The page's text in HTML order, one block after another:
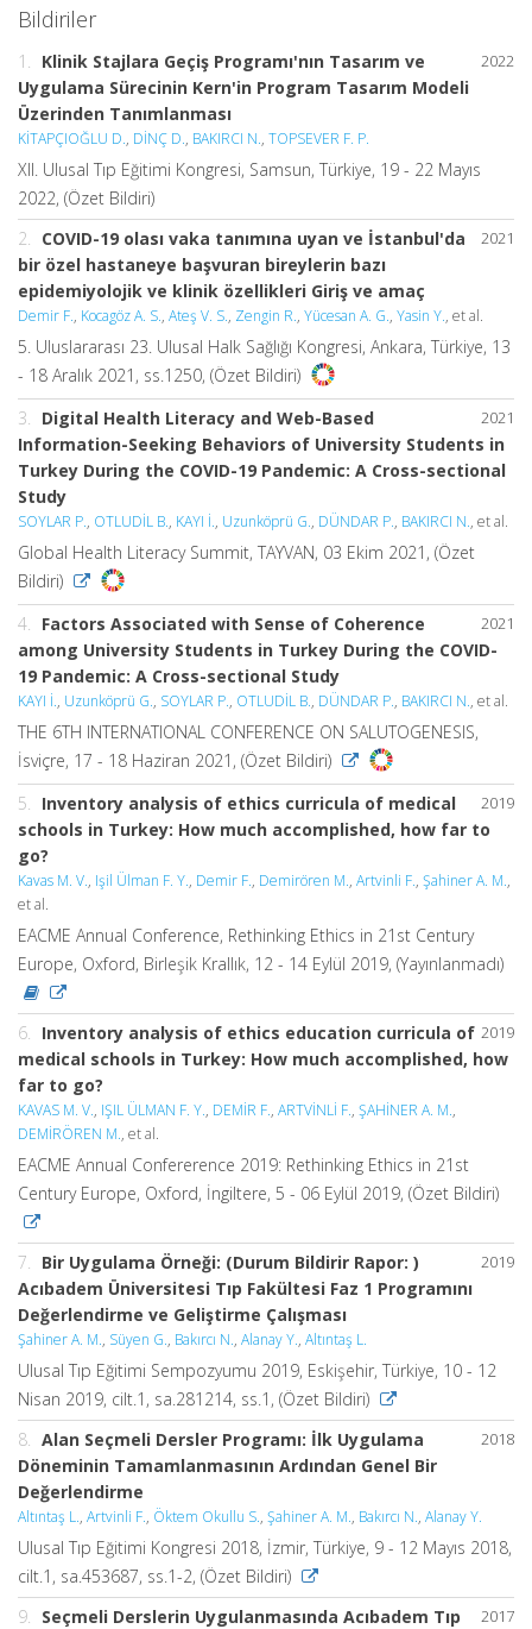
Bildiriler
2022
1. Klinik Stajlara Geçiş Programı'nın Tasarım ve
Uygulama Sürecinin Kern'in Program Tasarım Modeli
Üzerinden Tanımlanması
KİTAPÇIOĞLU D., DİNÇ D., BAKIRCI N., TOPSEVER F. P.
XII. Ulusal Tıp Eğitimi Kongresi, Samsun, Türkiye, 19 - 22 Mayıs
2022, (Özet Bildiri)
2021
2. COVID-19 olası vaka tanımına uyan ve İstanbul'da
bir özel hastaneye başvuran bireylerin bazı
epidemiyolojik ve klinik özellikleri Giriş ve amaç
Demir F., Kocagöz A. S., Ateş V. S., Zengin R., Yücesan A. G., Yasin Y., et al.
5. Uluslararası 23. Ulusal Halk Sağlığı Kongresi, Ankara, Türkiye, 13
- 18 Aralık 2021, ss.1250, (Özet Bildiri)
2021
3. Digital Health Literacy and Web-Based
Information-Seeking Behaviors of University Students in
Turkey During the COVID-19 Pandemic: A Cross-sectional
Study
SOYLAR P., OTLUDİL B., KAYI İ., Uzunköprü G., DÜNDAR P., BAKIRCI N., et al.
Global Health Literacy Summit, TAYVAN, 03 Ekim 2021, (Özet
Bildiri)
2021
4.
Factors Associated with Sense of Coherence
among University Students in Turkey During the COVID-
19 Pandemic: A Cross-sectional Study
KAYI İ., Uzunköprü G., SOYLAR P., OTLUDİL B., DÜNDAR P., BAKIRCI N., et al.
THE 6TH INTERNATIONAL CONFERENCE ON SALUTOGENESIS,
İsviçre, 17 - 18 Haziran 2021, (Özet Bildiri)
2019
5.
Inventory analysis of ethics curricula of medical
schools in Turkey: How much accomplished, how far to
go?
Kavas M. V., Işil Ülman F. Y., Demir F., Demirören M., Artvinli F., Şahiner A. M.,
et al.
EACME Annual Conference, Rethinking Ethics in 21st Century
Europe, Oxford, Birleşik Krallık, 12 - 14 Eylül 2019, (Yayınlanmadı)
2019
6.
Inventory analysis of ethics education curricula of
medical schools in Turkey: How much accomplished, how
far to go?
KAVAS M. V., IŞIL ÜLMAN F. Y., DEMİR F., ARTVİNLİ F., ŞAHİNER A. M.,
DEMİRÖREN M., et al.
EACME Annual Confererence 2019: Rethinking Ethics in 21st
Century Europe, Oxford, İngiltere, 5 - 06 Eylül 2019, (Özet Bildiri)
2019
7.
Bir Uygulama Örneği: (Durum Bildirir Rapor: )
Acıbadem Üniversitesi Tıp Fakültesi Faz 1 Programını
Değerlendirme ve Geliştirme Çalışması
Şahiner A. M., Süyen G., Bakırcı N., Alanay Y., Altıntaş L.
Ulusal Tıp Eğitimi Sempozyumu 2019, Eskişehir, Türkiye, 10 - 12
Nisan 2019, cilt.1, sa.281214, ss.1, (Özet Bildiri)
2018
8.
Alan Seçmeli Dersler Programı: İlk Uygulama
Döneminin Tamamlanmasının Ardından Genel Bir
Değerlendirme
Altıntaş L., Artvinli F., Öktem Okullu S., Şahiner A. M., Bakırcı N., Alanay Y.
Ulusal Tıp Eğitimi Kongresi 2018, İzmir, Türkiye, 9 - 12 Mayıs 2018,
cilt.1, sa.453687, ss.1-2, (Özet Bildiri)
2017
9. Seçmeli Derslerin Uygulanmasında Acıbadem Tıp